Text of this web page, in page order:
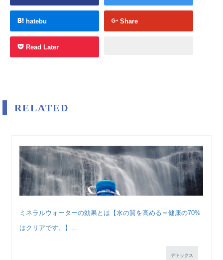
hatebu Share
Read Later
RELATED
ミネラルウォーターの効果とは【水の質を高める＝健康の70%
はクリアです。】...
デトックス